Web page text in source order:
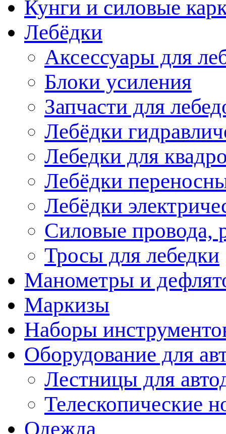
Кунги и силовые
Лебёдки
Аксессуары для
Блоки усиления
Запчасти для
Лебёдки
Лебедки для
Лебёдки
Лебёдки
Силовые провода,
Тросы для лебедки
Манометры и
Маркизы
Наборы
Оборудование для
Лестницы для
Телескопические
Одежда